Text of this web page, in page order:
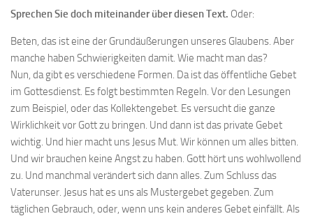
Sprechen Sie doch miteinander über diesen Text. Oder:
Beten, das ist eine der Grundäußerungen unseres Glaubens. Aber
manche haben Schwierigkeiten damit. Wie macht man das?
Nun, da gibt es verschiedene Formen. Da ist das öffentliche Gebet
im Gottesdienst. Es folgt bestimmten Regeln. Vor den Lesungen
zum Beispiel, oder das Kollektengebet. Es versucht die ganze
Wirklichkeit vor Gott zu bringen. Und dann ist das private Gebet
wichtig. Und hier macht uns Jesus Mut. Wir können um alles bitten.
Und wir brauchen keine Angst zu haben. Gott hört uns wohlwollend
zu. Und manchmal verändert sich dann alles. Zum Schluss das
Vaterunser. Jesus hat es uns als Mustergebet gegeben. Zum
täglichen Gebrauch, oder, wenn uns kein anderes Gebet einfällt. Als